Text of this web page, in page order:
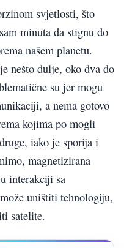
svjetlosti, što
minuta da stignu do
našem planetu.
nešto dulje, oko dva do
su jer mogu
a nema gotovo
kojima po mogli
iako je sporija i
magnetizirana
interakciji sa
uništiti tehnologiju,
satelite.